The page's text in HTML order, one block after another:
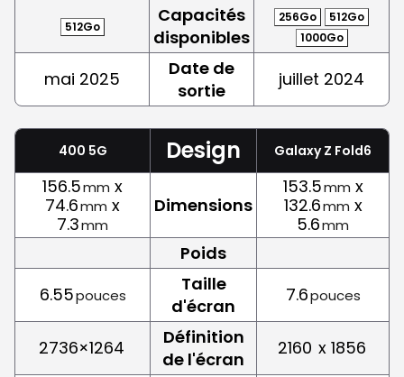
512Go
Capacités
disponibles
256Go
512Go
1000Go
mai 2025
Date de
sortie
juillet 2024
400 5G Design Galaxy Z Fold6
156.5mm x
74.6mm x
7.3mm
Dimensions
153.5mm x
132.6mm x
5.6mm
Poids
6.55pouces
Taille
d'écran
7.6pouces
2736×1264
Définition
de l'écran
2160 x 1856